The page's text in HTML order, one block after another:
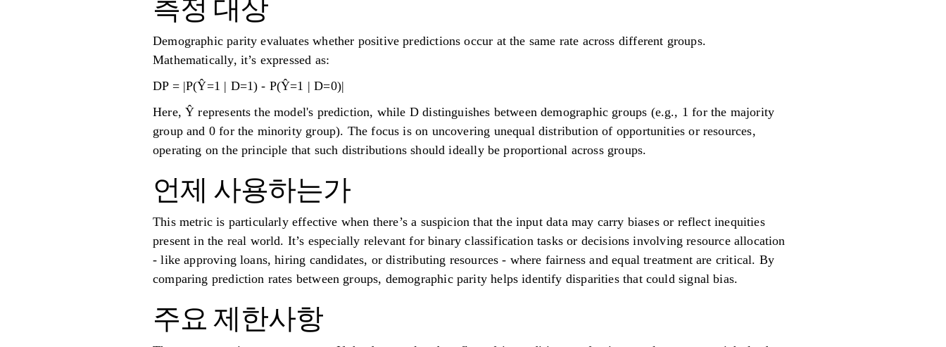
측정 대상
Demographic parity evaluates whether positive predictions occur at the same rate across different groups.
Mathematically, it’s expressed as:
DP = |P(Ŷ=1 | D=1) - P(Ŷ=1 | D=0)|
Here, Ŷ represents the model's prediction, while D distinguishes between demographic groups (e.g., 1 for the majority
group and 0 for the minority group). The focus is on uncovering unequal distribution of opportunities or resources,
operating on the principle that such distributions should ideally be proportional across groups.
언제 사용하는가
This metric is particularly effective when there’s a suspicion that the input data may carry biases or reflect inequities
present in the real world. It’s especially relevant for binary classification tasks or decisions involving resource allocation
- like approving loans, hiring candidates, or distributing resources - where fairness and equal treatment are critical. By
comparing prediction rates between groups, demographic parity helps identify disparities that could signal bias.
주요 제한사항